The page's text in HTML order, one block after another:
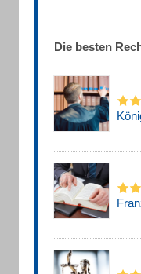
Die besten